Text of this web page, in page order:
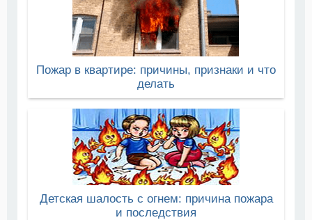
Пожар в квартире: причины, признаки и что
делать
Детская шалость с огнем: причина пожара
и последствия